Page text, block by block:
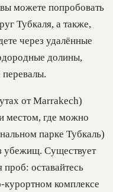
можете попробовать
Тубкаля, а также,
через удалённые
долины,
от Marrakech)
местом, где можно
парке Тубкаль)
убежищ. Существует
оставайтесь
курортном комплексе